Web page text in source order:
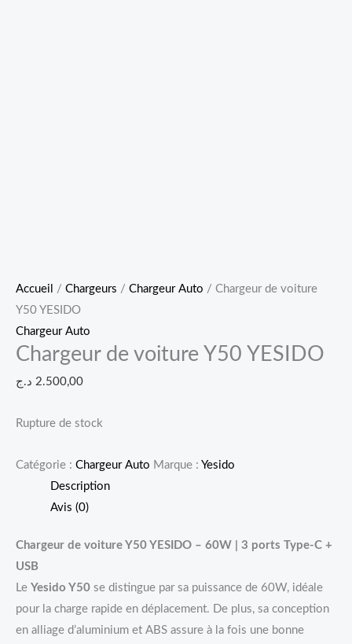
Accueil / Chargeurs / Chargeur Auto / Chargeur de voiture
Y50 YESIDO
Chargeur Auto
Chargeur de voiture Y50 YESIDO
2.500,00 د.ج
Rupture de stock
Catégorie : Chargeur Auto Marque : Yesido
Description
Avis (0)
Chargeur de voiture Y50 YESIDO – 60W | 3 ports Type-C +
USB
Le Yesido Y50 se distingue par sa puissance de 60W, idéale
pour la charge rapide en déplacement. De plus, sa conception
en alliage d’aluminium et ABS assure à la fois une bonne